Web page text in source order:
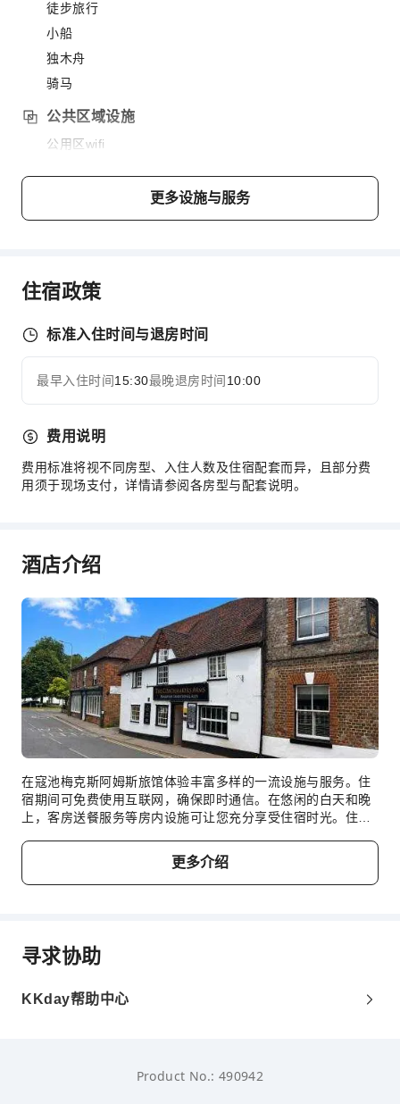
徒步旅行
小船
独木舟
骑马
公共区域设施
公用区wifi
花园
前台服务
快速入住退房
安全与安保
灭火器
展开全部
更多设施与服务
住宿政策
标准入住时间与退房时间
最早入住时间15:30最晚退房时间 10:00
费用说明
费用标准将视不同房型、入住人数及住宿配套而异，且部分费
用须于现场支付，详情请参阅各房型与配套说明。
酒店介绍
在寇池梅克斯阿姆斯旅馆体验丰富多样的一流设施与服务。住
宿期间可免费使用互联网，确保即时通信。在悠闲的白天和晚
上，客房送餐服务等房内设施可让您充分享受住宿时光。住宿
确保客人满意，部分客房提供空调或寝具用品，让您享受更愉
快的入住体验。特定客房提供室内娱乐设施，如室内视频流媒
体、每日报纸或电视，让客人享受娱乐。 住宿的部分客房为客
设餐厅，提供美味且方便的餐点选择。 住宿内提供娱乐场所，
您可在此与旅伴一起度过难忘的夜晚。
更多介绍
寻求协助
KKday帮助中心
Product No.: 490942